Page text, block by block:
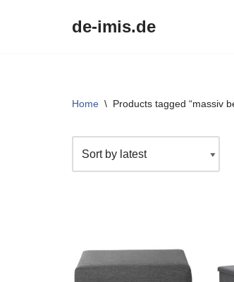
de-imis.de
Home \ Products tagged “massiv